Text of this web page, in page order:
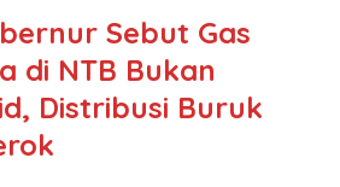
Sebut Gas
di NTB Bukan
Distribusi Buruk